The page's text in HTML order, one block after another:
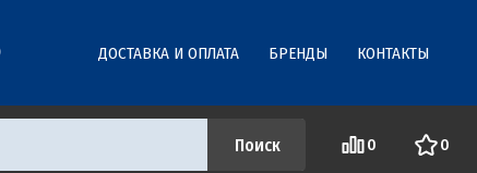
ДОСТАВКА И ОПЛАТА БРЕНДЫ КОНТАКТЫ
0 0